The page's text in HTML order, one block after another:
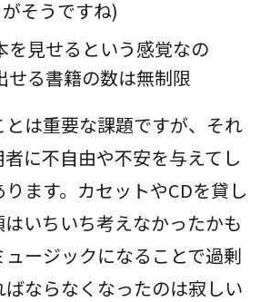
そうですね)
を見せるという感覚なの
せる書籍の数は無制限
は重要な課題ですが、それ
に不自由や不安を与えてし
ます。カセットやCDを貸し
いちいち考えなかったかも
ュージックになることで過剰
ならなくなったのは寂しい